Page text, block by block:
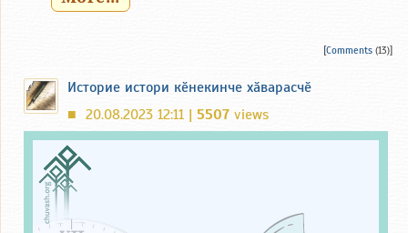
[Comments (13)]
Историе истори кӗнекинче хӑварасчӗ
■ 20.08.2023 12:11 | 5507 views